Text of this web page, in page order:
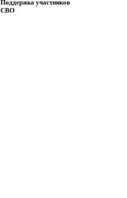
Поддержка участников
СВО